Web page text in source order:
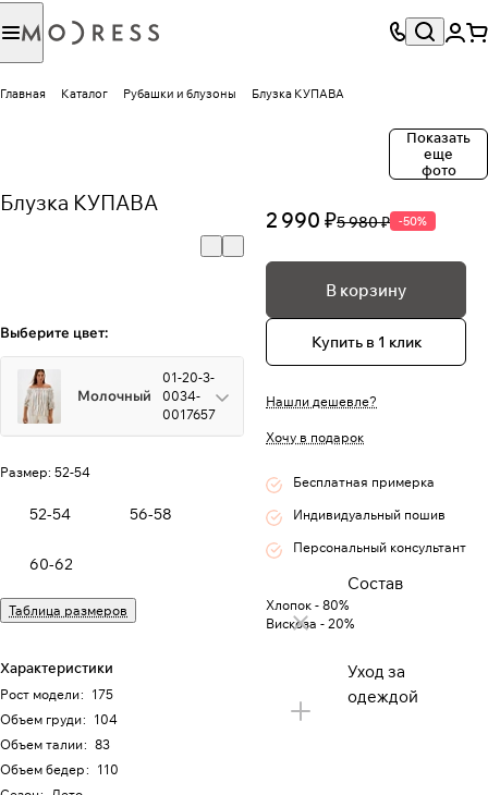
Главная Каталог Рубашки и блузоны Блузка КУПАВА
Показать
еще
фото
Блузка КУПАВА
Выберите цвет:
Молочный
01-20-3-
0034-
0017657
Размер: 52-54
52-54 56-58
60-62
Таблица размеров
Характеристики
Рост модели: 175
Объем груди: 104
Объем талии: 83
Объем бедер: 110
2 990 ₽5 980 ₽ -50%
В корзину
Купить в 1 клик
Нашли дешевле?
Хочу в подарок
Бесплатная примерка
Индивидуальный пошив
Персональный консультант
Состав
Хлопок - 80%
Вискоза - 20%
Уход за
одеждой